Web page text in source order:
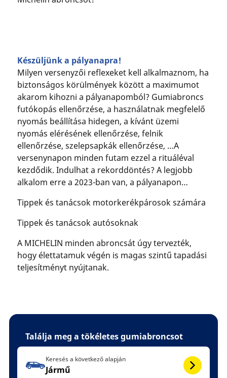
Készüljünk a pályanapra!
Milyen versenyzői reflexeket kell alkalmaznom, ha
biztonságos körülmények között a maximumot
akarom kihozni a pályanapomból? Gumiabroncs
futókopás ellenőrzése, a használatnak megfelelő
nyomás beállítása hidegen, a kívánt üzemi
nyomás elérésének ellenőrzése, felnik
ellenőrzése, szelepsapkák ellenőrzése, …A
versenynapon minden futam ezzel a rituáléval
kezdődik. Indulhat a rekorddöntés? A legjobb
alkalom erre a 2023-ban van, a pályanapon…
Tippek és tanácsok motorkerékpárosok számára
Tippek és tanácsok autósoknak
A MICHELIN minden abroncsát úgy tervezték,
hogy élettatamuk végén is magas szintű tapadási
teljesítményt nyújtanak.
Találja meg a tökéletes gumiabroncsot
Keresés a következő alapján
Jármű